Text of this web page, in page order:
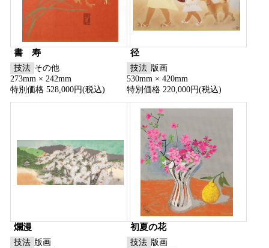
書 寿
技法 その他
273mm × 242mm
特別価格 528,000円(税込)
径
技法 版画
530mm × 420mm
特別価格 220,000円(税込)
爛漫
技法 版画
初夏の花
技法 版画